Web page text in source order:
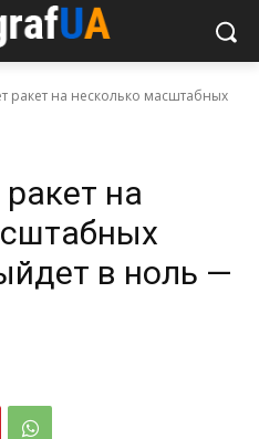
ракет на несколько масштабных
на
в ноль —